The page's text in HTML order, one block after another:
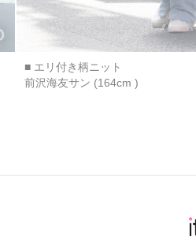
■ エリ付き柄ニット
前沢海友サン (164cm )